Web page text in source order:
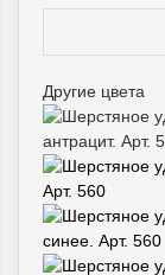
Другие цвета